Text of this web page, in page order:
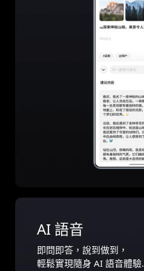
AI 語音
即問即答，說到做到，
輕鬆實現隨身 AI 語音體驗.